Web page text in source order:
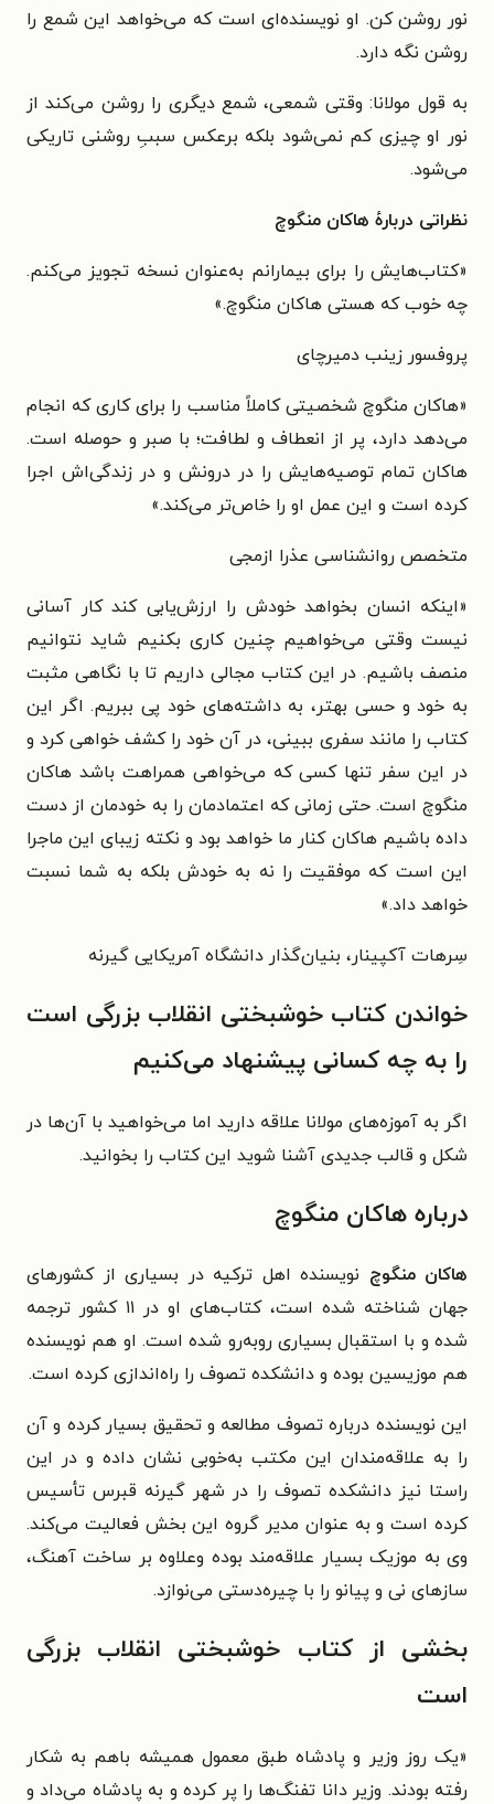
نور روشن کن. او نویسنده‌ای است که می‌خواهد این شمع را
روشن نگه دارد.
به قول مولانا: وقتی شمعی، شمع دیگری را روشن می‌کند از
نور او چیزی کم نمی‌شود بلکه برعکس سببِ روشنی تاریکی
می‌شود.
نظراتی دربارهٔ هاکان منگوچ
«کتاب‌هایش را برای بیمارانم به‌عنوان نسخه تجویز می‌کنم.
چه خوب که هستی هاکان منگوچ.»
پروفسور زینب دمیرچای
«هاکان منگوچ شخصیتی کاملاً مناسب را برای کاری که انجام
می‌دهد دارد، پر از انعطاف و لطافت؛ با صبر و حوصله است.
هاکان تمام توصیه‌هایش را در درونش و در زندگی‌اش اجرا
کرده است و این عمل او را خاص‌تر می‌کند.»
متخصص روانشناسی عذرا ازمجی
«اینکه انسان بخواهد خودش را ارزش‌یابی کند کار آسانی
نیست وقتی می‌خواهیم چنین کاری بکنیم شاید نتوانیم
منصف باشیم. در این کتاب مجالی داریم تا با نگاهی مثبت
به خود و حسی بهتر، به داشته‌های خود پی ببریم. اگر این
کتاب را مانند سفری ببینی، در آن خود را کشف خواهی کرد و
در این سفر تنها کسی که می‌خواهی همراهت باشد هاکان
منگوچ است. حتی زمانی که اعتمادمان را به خودمان از دست
داده باشیم هاکان کنار ما خواهد بود و نکته زیبای این ماجرا
این است که موفقیت را نه به خودش بلکه به شما نسبت
خواهد داد.»
سِرهات آکپینار، بنیان‌گذار دانشگاه آمریکایی گیرنه
خواندن کتاب خوشبختی انقلاب بزرگی است
را به چه کسانی پیشنهاد می‌کنیم
اگر به آموزه‌های مولانا علاقه دارید اما می‌خواهید با آن‌ها در
شکل و قالب جدیدی آشنا شوید این کتاب را بخوانید.
درباره هاکان منگوچ
هاکان منگوچ نویسنده اهل ترکیه در بسیاری از کشورهای
جهان شناخته شده است، کتاب‌های او در ۱۱ کشور ترجمه
شده و با استقبال بسیاری روبه‌رو شده است. او هم نویسنده
هم موزیسین بوده و دانشکده تصوف را راه‌اندازی کرده است.
این نویسنده درباره تصوف مطالعه و تحقیق بسیار کرده و آن
را به علاقه‌مندان این مکتب به‌خوبی نشان داده و در این
راستا نیز دانشکده تصوف را در شهر گیرنه قبرس تأسیس
کرده است و به عنوان مدیر گروه این بخش فعالیت می‌کند.
وی به موزیک بسیار علاقه‌مند بوده وعلاوه بر ساخت آهنگ،
سازهای نی و پیانو را با چیره‌دستی می‌نوازد.
بخشی از کتاب خوشبختی انقلاب بزرگی
است
«یک روز وزیر و پادشاه طبق معمول همیشه باهم به شکار
رفته بودند. وزیر دانا تفنگ‌ها را پر کرده و به پادشاه می‌داد و